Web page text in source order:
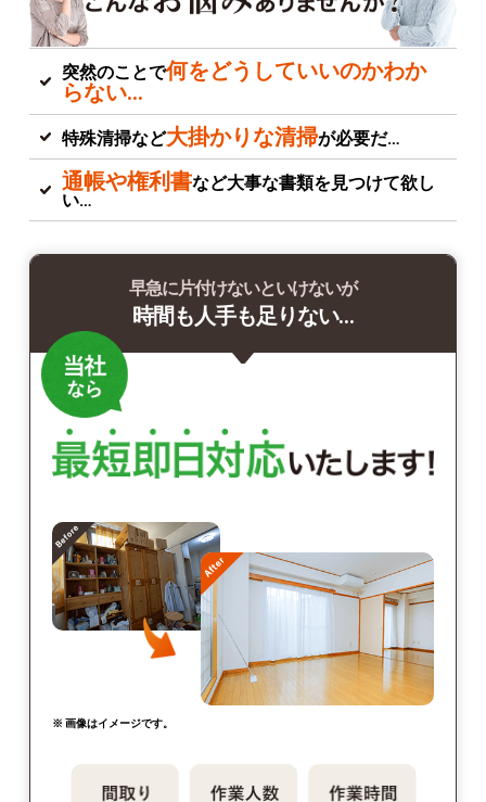
突然のことで何をどうしていいのかわか
らない…
特殊清掃など大掛かりな清掃が必要だ…
通帳や権利書など大事な書類を見つけて欲し
い…
早急に片付けないといけないが
時間も人手も足りない…
※ 画像はイメージです。